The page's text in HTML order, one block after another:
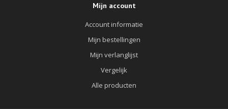
Mijn account
Account informatie
Mijn bestellingen
Mijn verlanglijst
Vergelijk
Alle producten